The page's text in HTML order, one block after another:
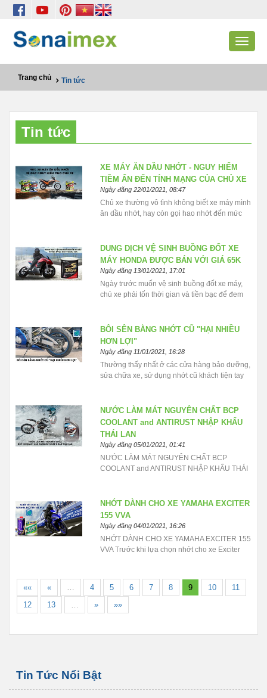
Toggle
Trang chủ Tin tức
Tin tức
XE MÁY ĂN DẦU NHỚT - NGUY HIỂM
TIỀM ẨN ĐẾN TÍNH MẠNG CỦA CHỦ XE
Ngày đăng 22/01/2021, 08:47
Chủ xe thường vô tình không biết xe máy mình
ăn dầu nhớt, hay còn gọi hao nhớt đến mức
DUNG DỊCH VỆ SINH BUỒNG ĐỐT XE
MÁY HONDA ĐƯỢC BÁN VỚI GIÁ 65K
Ngày đăng 13/01/2021, 17:01
Ngày trước muốn vệ sinh buồng đốt xe máy,
chủ xe phải tốn thời gian và tiền bạc để đem
chưa tới 100k đã giúp bạn giải quyết mọi lo
ngại. Tìm hiểu ngay…
BÔI SÊN BẰNG NHỚT CŨ "HẠI NHIỀU
HƠN LỢI"
Ngày đăng 11/01/2021, 16:28
Thường thấy nhất ở các cửa hàng bảo dưỡng,
sửa chữa xe, sử dụng nhớt cũ khách tiện tay
trong việc bảo dưỡng sên...
NƯỚC LÀM MÁT NGUYÊN CHẤT BCP
COOLANT and ANTIRUST NHẬP KHẨU
THÁI LAN
Ngày đăng 05/01/2021, 01:41
NƯỚC LÀM MÁT NGUYÊN CHẤT BCP
COOLANT and ANTIRUST NHẬP KHẨU THÁI
glycol mono và hỗn hợp tối ưu các chất ức chế
ăn mòn. Sản phẩm giúp bảo vệ chống ăn mòn
cho cả hệ thống làm mát bằng nhôm hoặc sắt.
Nước làm mát xe máy BCP COOLANT and
ANTIRUST là dung dịch làm mát động cơ pha
sẵn, sản xuất từ gốc Ethylene Glycol và đạt
NHỚT DÀNH CHO XE YAMAHA EXCITER
155 VVA
Ngày đăng 04/01/2021, 16:26
NHỚT DÀNH CHO XE YAMAHA EXCITER 155
VVA Trước khi lựa chọn nhớt cho xe Exciter
đúng dung tích nhớt giúp động cơ xe hoạt
động ổn định. Việc đổ dư thừa nhớt xe khiến
nặng và ì máy, còn nếu đổ thiếu làm giảm khả
năng bôi trơn gây bào mòn và hư hỏng chi tiết
dung tích nhớt dành cho xe Exciter 155 VVA
«« « … 4 5 6 7 8 9 10
11
12
13 … » »»
Tin Tức Nổi Bật